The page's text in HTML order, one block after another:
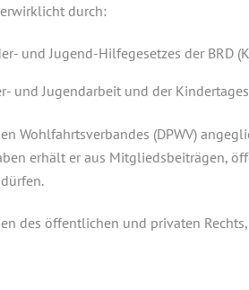
durch:
und Jugend-Hilfegesetzes der BRD
Jugendarbeit und der
Wohlfahrtsverbandes (DPWV)
erhält er aus Mitgliedsbeiträgen,
des öffentlichen und privaten